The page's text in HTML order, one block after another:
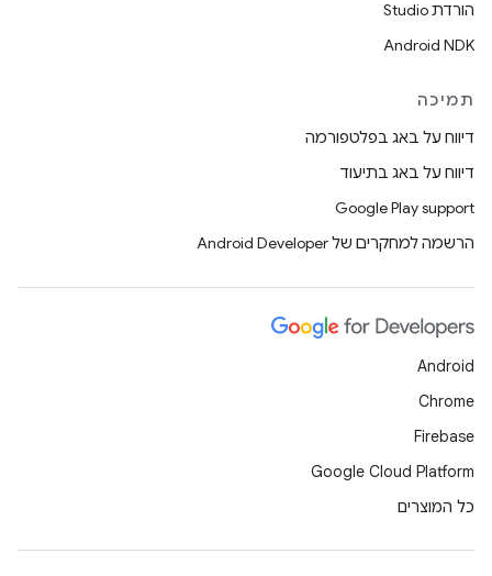
הורדת Studio
Android NDK
תמיכה
דיווח על באג בפלטפורמה
דיווח על באג בתיעוד
Google Play support
הרשמה למחקרים של Android Developer
Android
Chrome
Firebase
Google Cloud Platform
כל המוצרים